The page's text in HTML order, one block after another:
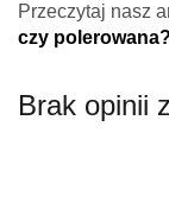
Przeczytaj nasz
czy polerowana?
Brak opinii